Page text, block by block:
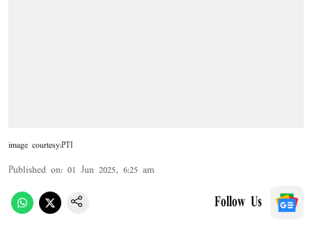
image courtesy:PTI
Published on: 01 Jun 2025, 6:25 am
Follow Us